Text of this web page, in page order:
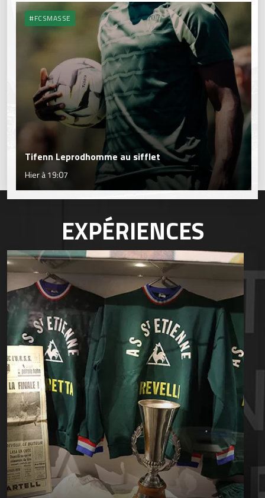
#FCSMASSE
Tifenn Leprodhomme au sifflet
Hier à 19:07
EXPÉRIENCES